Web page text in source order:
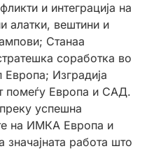
и интеграција на
алатки, вештини и
Станаа
соработка во
Изградија
помеѓу Европа и САД.
успешна
на ИМКА Европа и
работа што